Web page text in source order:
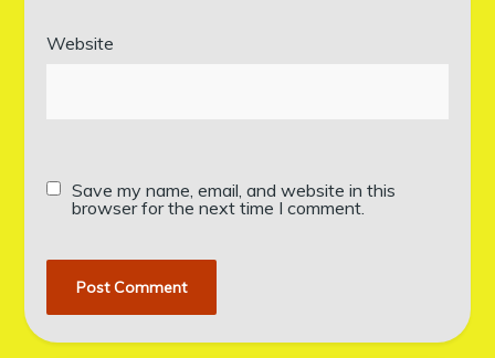
Website
Save my name, email, and website in this
browser for the next time I comment.